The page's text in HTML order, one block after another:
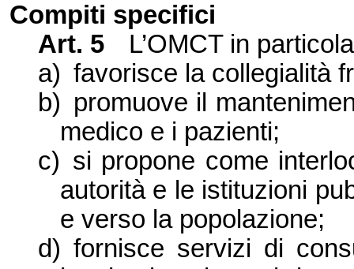
Compiti specifici
Art. 5
L’OMCT in
a) favorisce la collegialità
b) promuove il
medico e i pazienti;
c) si propone come
autorità e le istituzioni
e verso la popolazione;
d) fornisce servizi di